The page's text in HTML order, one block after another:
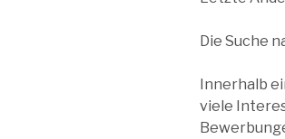
Die Suche
Innerhalb
viele